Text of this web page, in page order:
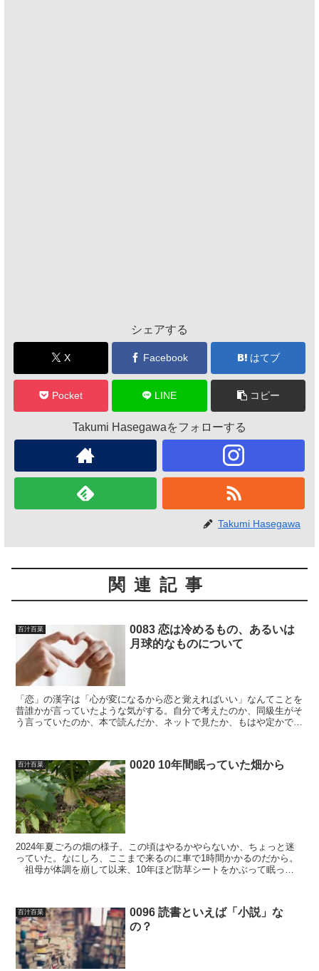
シェアする
X Facebook はてブ
Pocket LINE コピー
Takumi Hasegawaをフォローする
Takumi Hasegawa
関連記事
百汁百菜
0083 恋は冷めるもの、あるいは
月球的なものについて
「恋」の漢字は「心が変になるから恋と覚えればいい」なんてことを
昔誰かが言っていたような気がする。自分で考えたのか、同級生がそ
う言っていたのか、本で読んだか、ネットで見たか、もはや定かでは
百汁百菜 0020 10年間眠っていた畑から
2024年夏ごろの畑の様子。この頃はやるかやらないか、ちょっと迷
っていた。なにしろ、ここまで来るのに車で1時間かかるのだから。
祖母が体調を崩して以来、10年ほど防草シートをかぶって眠って
百汁百菜
0096 読書といえば「小説」な
の？